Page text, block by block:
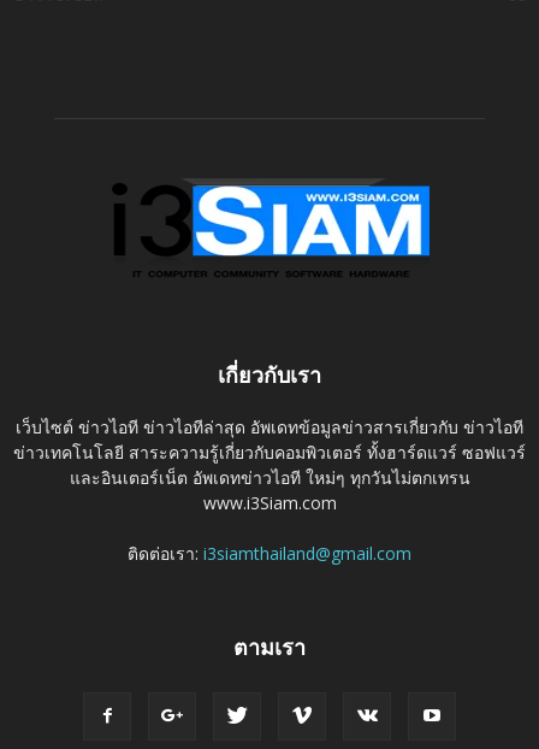
เกี่ยวกับเรา
เว็บไซต์ ข่าวไอที ข่าวไอทีล่าสุด อัพเดทข้อมูลข่าวสารเกี่ยวกับ ข่าวไอที
ข่าวเทคโนโลยี สาระความรู้เกี่ยวกับคอมพิวเตอร์ ทั้งฮาร์ดแวร์ ซอฟแวร์
และอินเตอร์เน็ต อัพเดทข่าวไอที ใหม่ๆ ทุกวันไม่ตกเทรน
www.i3Siam.com
ติดต่อเรา: i3siamthailand@gmail.com
ตามเรา